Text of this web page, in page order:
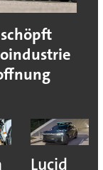
Lucid